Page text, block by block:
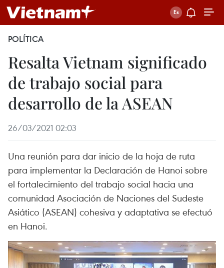
POLÍTICA
Resalta Vietnam significado
de trabajo social para
desarrollo de la ASEAN
26/03/2021 02:03
Una reunión para dar inicio de la hoja de ruta
para implementar la Declaración de Hanoi sobre
el fortalecimiento del trabajo social hacia una
comunidad Asociación de Naciones del Sudeste
Asiático (ASEAN) cohesiva y adaptativa se efectuó
en Hanoi.